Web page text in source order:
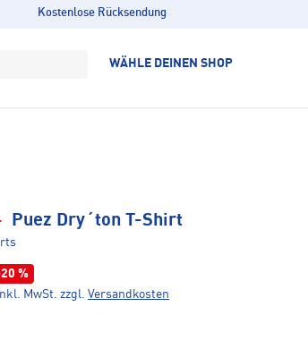
Kostenlose Rücksendung
WÄHLE DEINEN SHOP
Puez Dry´ton T-Shirt
%
MwSt. zzgl. Versandkosten